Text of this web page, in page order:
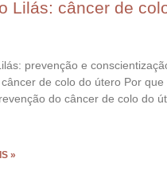
Lilás: câncer de
prevenção e
de colo do útero Por que
do câncer de colo do
»